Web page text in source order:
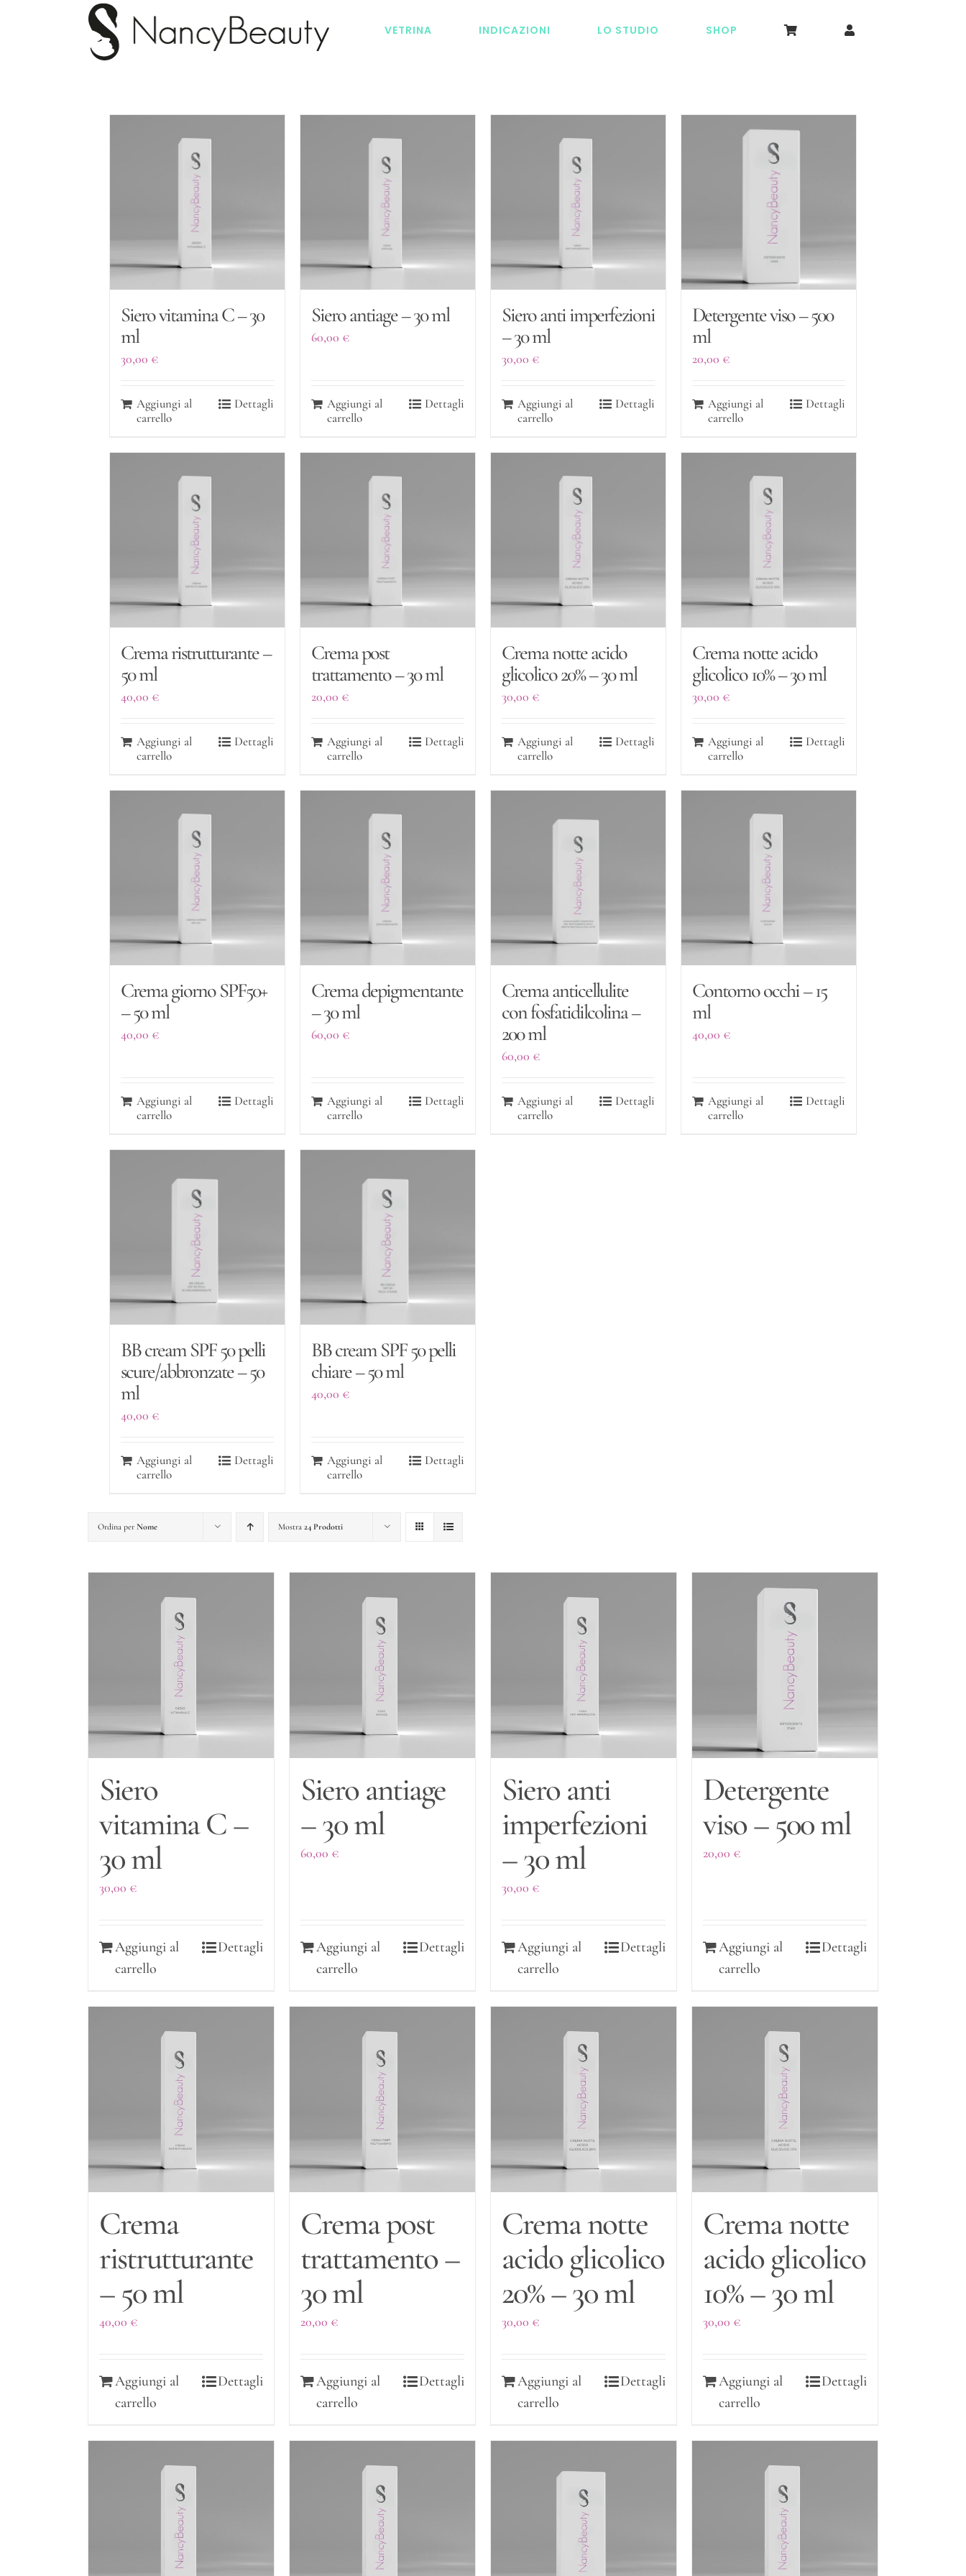
VETRINA INDICAZIONI LO STUDIO SHOP
Siero vitamina C – 30
ml
30,00 €
Aggiungi al
carrello
Dettagli
Siero antiage – 30 ml
60,00 €
Aggiungi al
carrello
Dettagli
Siero anti imperfezioni
– 30 ml
30,00 €
Aggiungi al
carrello
Dettagli
Detergente viso – 500
ml
20,00 €
Aggiungi al
carrello
Dettagli
Crema ristrutturante –
50 ml
40,00 €
Aggiungi al
carrello
Dettagli
Crema post
trattamento – 30 ml
20,00 €
Aggiungi al
carrello
Dettagli
Crema notte acido
glicolico 20% – 30 ml
30,00 €
Aggiungi al
carrello
Dettagli
Crema notte acido
glicolico 10% – 30 ml
30,00 €
Aggiungi al
carrello
Dettagli
Crema giorno SPF50+
– 50 ml
40,00 €
Aggiungi al
carrello
Dettagli
Crema depigmentante
– 30 ml
60,00 €
Aggiungi al
carrello
Dettagli
Crema anticellulite
con fosfatidilcolina –
200 ml
60,00 €
Aggiungi al
carrello
Dettagli
Contorno occhi – 15
ml
40,00 €
Aggiungi al
carrello
Dettagli
BB cream SPF 50 pelli
scure/abbronzate – 50
ml
40,00 €
Aggiungi al
carrello
Dettagli
BB cream SPF 50 pelli
chiare – 50 ml
40,00 €
Aggiungi al
carrello
Dettagli
Ordina per Nome Mostra 24 Prodotti
Siero
vitamina C –
30 ml
30,00 €
Aggiungi al
carrello
Dettagli
Siero antiage
– 30 ml
60,00 €
Aggiungi al
carrello
Dettagli
Siero anti
imperfezioni
– 30 ml
30,00 €
Aggiungi al
carrello
Dettagli
Detergente
viso – 500 ml
20,00 €
Aggiungi al
carrello
Dettagli
Crema
ristrutturante
– 50 ml
40,00 €
Aggiungi al
carrello
Dettagli
Crema post
trattamento –
30 ml
20,00 €
Aggiungi al
carrello
Dettagli
Crema notte
acido glicolico
20% – 30 ml
30,00 €
Aggiungi al
carrello
Dettagli
Crema notte
acido glicolico
10% – 30 ml
30,00 €
Aggiungi al
carrello
Dettagli